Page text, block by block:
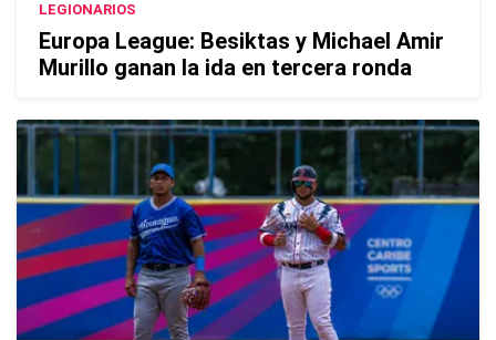
LEGIONARIOS
Europa League: Besiktas y Michael Amir
Murillo ganan la ida en tercera ronda